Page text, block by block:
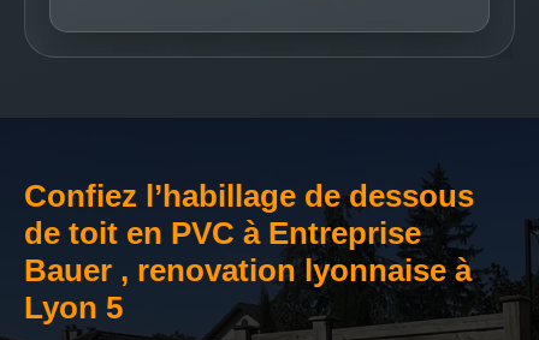
Confiez l’habillage de dessous
de toit en PVC à Entreprise
Bauer , renovation lyonnaise à
Lyon 5